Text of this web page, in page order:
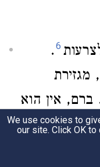
6
.
אין הוא
וגםמלבי"ם
זה כתמונה
We use cookies to
our site. Click OK to